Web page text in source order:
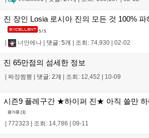
진 장인 Losia 로시아 진의 모든 것 100% 파
5 / 5
너안에나 댓글: 5개 조회: 74,930 02-02
진 65만점의 섬세한 정보
짜장짬뽕 댓글: 2개 조회: 12,452 10-09
시즌9 플레구간 ★하이퍼 진★ 아직 쓸만 하
평가중 (1)
| 772323 | 조회: 14,786 | 09-11